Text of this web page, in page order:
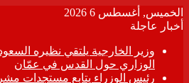
الخميس, أغسطس 6 2026
أخبار عاجلة
وزير الخارجية يلتقي نظيره
الوزاري حول القدس في عمّان
رئيس الوزراء يتابع مستجدات